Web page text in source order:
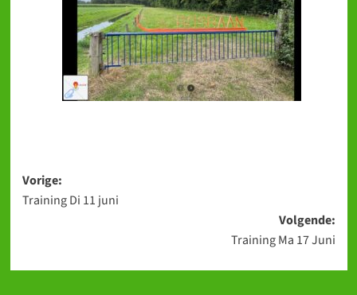
Bericht
navigatie
Vorige:
Training Di 11 juni
Volgende:
Training Ma 17 Juni